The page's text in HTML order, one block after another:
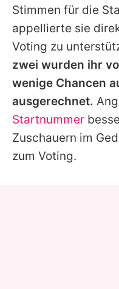
Stimmen für die
appellierte sie
Voting zu
zwei wurden ihr
wenige Chancen
ausgerechnet.
Startnummer
Zuschauern im
zum Voting.